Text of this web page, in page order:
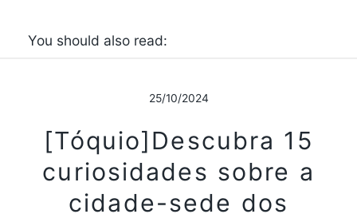
You should also read:
25/10/2024
[Tóquio]Descubra 15
curiosidades sobre a
cidade-sede dos